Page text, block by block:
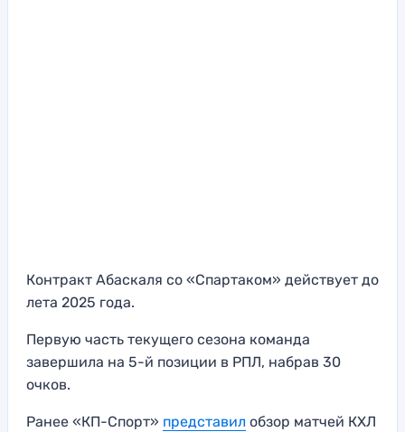
Контракт Абаскаля со «Спартаком» действует до
лета 2025 года.
Первую часть текущего сезона команда
завершила на 5-й позиции в РПЛ, набрав 30
очков.
Ранее «КП-Спорт» представил обзор матчей КХЛ